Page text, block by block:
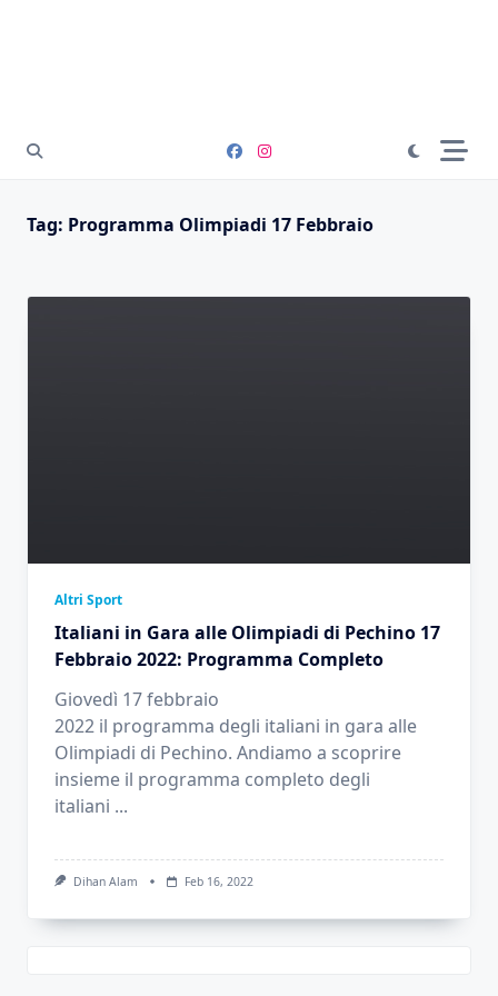
Tag: Programma Olimpiadi 17 Febbraio
Altri Sport
Italiani in Gara alle Olimpiadi di Pechino 17
Febbraio 2022: Programma Completo
Giovedì 17 febbraio
2022 il programma degli italiani in gara alle
Olimpiadi di Pechino. Andiamo a scoprire
insieme il programma completo degli
italiani ...
Dihan Alam Feb 16, 2022